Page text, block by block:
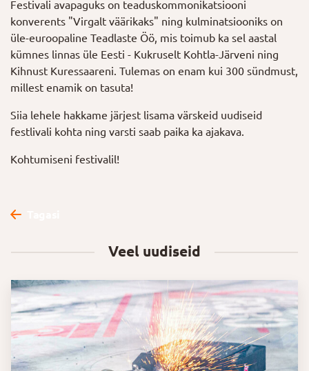
Festivali avapaguks on teaduskommonikatsiooni
konverents "Virgalt väärikaks" ning kulminatsiooniks on
üle-euroopaline Teadlaste Öö, mis toimub ka sel aastal
kümnes linnas üle Eesti - Kukruselt Kohtla-Järveni ning
Kihnust Kuressaareni. Tulemas on enam kui 300 sündmust,
millest enamik on tasuta!
Siia lehele hakkame järjest lisama värskeid uudiseid
festlivali kohta ning varsti saab paika ka ajakava.
Kohtumiseni festivalil!
Veel uudiseid